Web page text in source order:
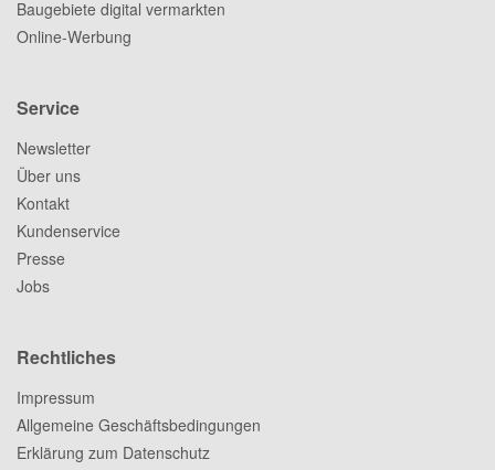
Baugebiete digital vermarkten
Online-Werbung
Service
Newsletter
Über uns
Kontakt
Kundenservice
Presse
Jobs
Rechtliches
Impressum
Allgemeine Geschäftsbedingungen
Erklärung zum Datenschutz